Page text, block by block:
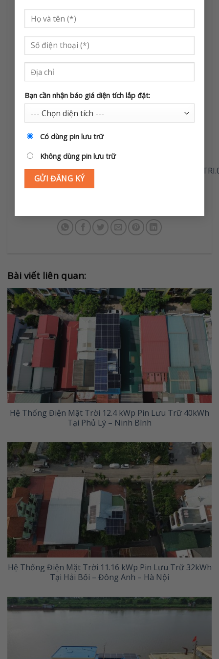
Bạn cần nhận báo giá diện tích lắp đặt:
Có dùng pin lưu trữ
Không dùng pin lưu trữ
Liên hệ tư vấn & báo giá
kho điện mặt trời giá rẻ
Hotline: 0968 951 333 – 0862 262 562
Địa chỉ:Thôn Cổ Động, Xã Thanh Lâm, Ninh
Bình. (Hà Nam cũ)
Địa chỉ kho: Số nhà 01, Ngõ 8, Thôn Thiện Hối,
Xã Gia Vân, Tỉnh Ninh Bình.
Fanpage:https://www.facebook.com/
Bài viết liên quan:
Hệ Thống Điện Mặt Trời 12.4 kWp Pin Lưu Trữ 40kWh
Tại Phủ Lý – Ninh Bình
Hệ Thống Điện Mặt Trời 11.16 kWp Pin Lưu Trữ 32kWh
Tại Hải Bối – Đông Anh – Hà Nội